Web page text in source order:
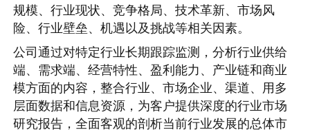
规模、行业现状、竞争格局、技术革新、市场风
险、行业壁垒、机遇以及挑战等相关因素。
公司通过对特定行业长期跟踪监测，分析行业供给
端、需求端、经营特性、盈利能力、产业链和商业
模方面的内容，整合行业、市场企业、渠道、用多
层面数据和信息资源，为客户提供深度的行业市场
研究报告，全面客观的剖析当前行业发展的总体市